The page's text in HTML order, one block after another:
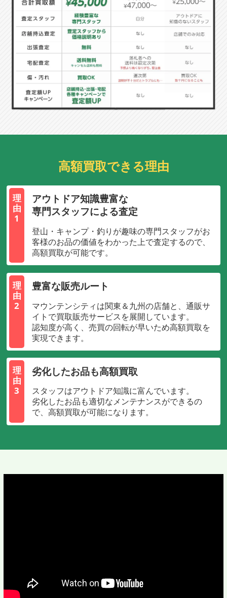
高額買取できる理由
理
由
1
アウトドア知識豊富な
専門スタッフによる査定
登山・キャンプ・釣りが趣味の専門スタッフがお
客様のお品の価値をわかった上で査定するので、
高額買取が可能です。
理
由
2
豊富な販売ルート
マウンテンシティは関東＆九州の店舗と、通販サ
イトで買取販売サービスを展開しています。
認知度が高く、売買の回転が早いため高額買取を
実現できます。
理
由
3
劣化したお品も高額買取
スタッフはアウトドア知識に富んでいます。
劣化したお品も適切なメンテナンスができるの
で、高額買取が可能になります。